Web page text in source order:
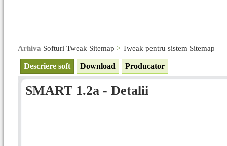
Arhiva Softuri Tweak Sitemap > Tweak pentru sistem Sitemap
Descriere soft Download Producator
SMART 1.2a - Detalii